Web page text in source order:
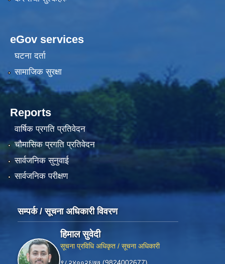
eGov services
घटना दर्ता
सामाजिक सुरक्षा
Reports
वार्षिक प्रगति प्रतिवेदन
चौमासिक प्रगति प्रतिवेदन
सार्वजनिक सुनुवाई
सार्वजनिक परीक्षण
सम्पर्क / सूचना अधिकारी विवरण
हिमाल सुवेदी
सूचना प्रविधि अधिकृत / सूचना अधिकारी